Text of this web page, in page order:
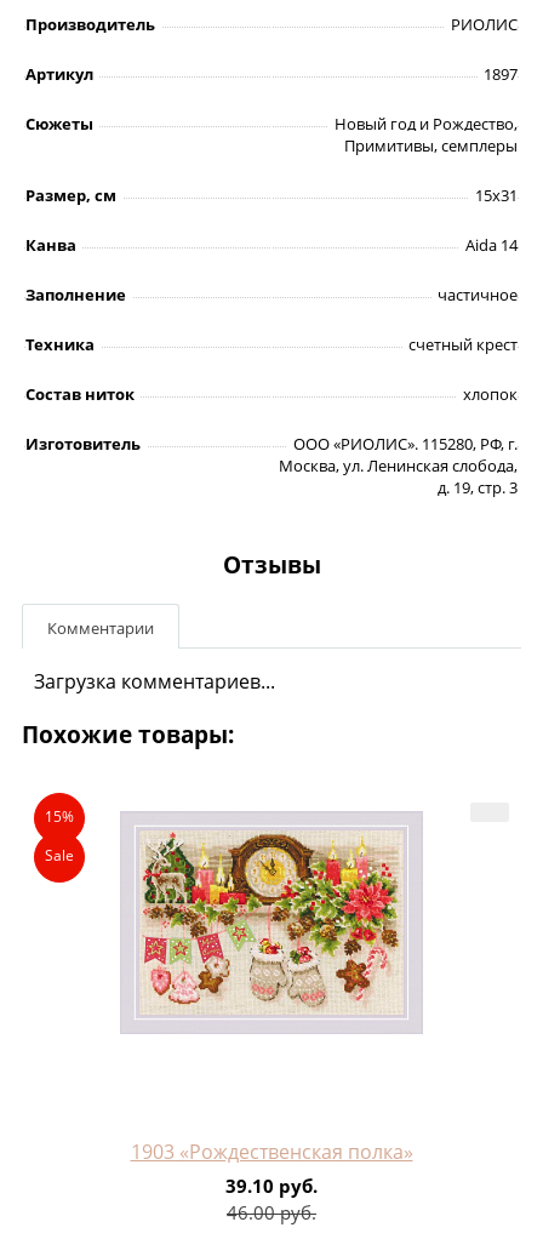
Производитель РИОЛИС
Артикул 1897
Сюжеты
Новый год и Рождество,
Примитивы, семплеры
Размер, см 15х31
Канва Aida 14
Заполнение частичное
Техника счетный крест
Состав ниток хлопок
Изготовитель
ООО «РИОЛИС». 115280, РФ, г.
Москва, ул. Ленинская слобода,
д. 19, стр. 3
Отзывы
Комментарии
Загрузка комментариев...
Похожие товары:
15%
Sale
1903 «Рождественская полка»
39.10 руб.
46.00 руб.